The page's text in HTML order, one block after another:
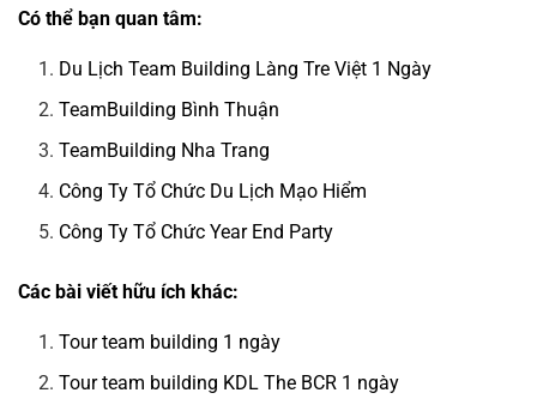
Có thể bạn quan tâm:
Du Lịch Team Building Làng Tre Việt 1 Ngày
TeamBuilding Bình Thuận
TeamBuilding Nha Trang
Công Ty Tổ Chức Du Lịch Mạo Hiểm
Công Ty Tổ Chức Year End Party
Các bài viết hữu ích khác:
Tour team building 1 ngày
Tour team building KDL The BCR 1 ngày